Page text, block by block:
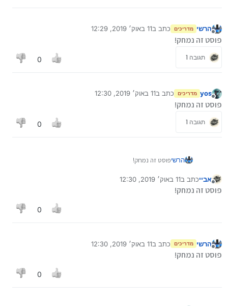
הרשי מדריכים כתב ב11 באוק׳ 2019, 12:29
נערך לאחרונה על ידי
פוסט זה נמחק!
תגובה 1 0
yos מדריכים כתב ב11 באוק׳ 2019, 12:30
נערך לאחרונה על ידי
פוסט זה נמחק!
תגובה 1 0
הרשיפוסט זה נמחק!
מנותק
אבייכתב ב11 באוק׳ 2019, 12:30
נערך לאחרונה על ידי
פוסט זה נמחק!
0
מנותק
הרשי מדריכים כתב ב11 באוק׳ 2019, 12:30
נערך לאחרונה על ידי
פוסט זה נמחק!
0